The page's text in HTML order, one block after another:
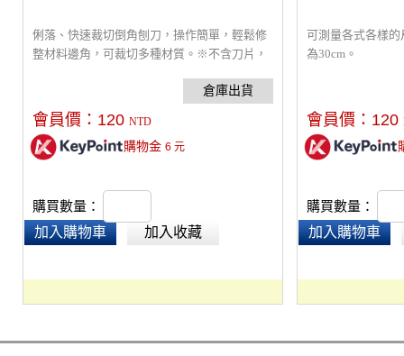
俐落、快速裁切倒角刨刀，操作簡單，輕鬆修
整材料邊角，可裁切多種材質。※不含刀片，
會員價： 120 NTD
購物金 6 元
購買數量：
加入購物車 加入收藏
可測量各式各樣
為30cm。
會員價： 120
購買數量：
加入購物車